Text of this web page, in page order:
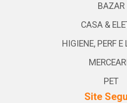
BAZAR
CASA &
HIGIENE, PERF
PET
Site